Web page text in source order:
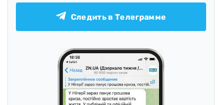
Следить в Телеграмме